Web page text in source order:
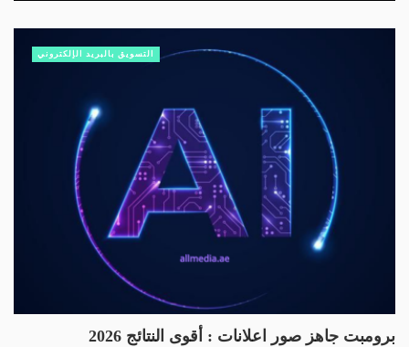
برومبت جاهز صور اعلانات : أقوى النتائج 2026
التسويق بالبريد الإلكتروني